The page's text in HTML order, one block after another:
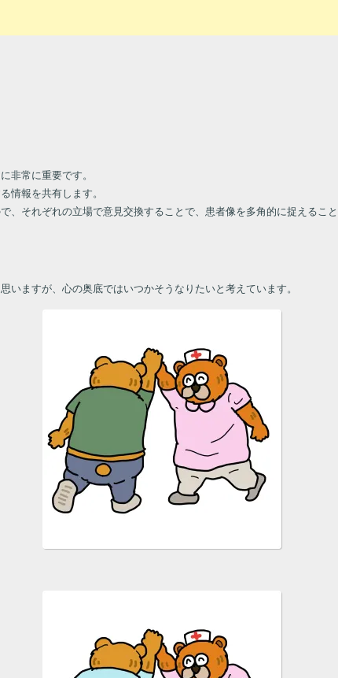
非常に重要です。
情報を共有します。
、それぞれの立場で意見交換することで、患者像を多角的に捉えること
ますが、心の奥底ではいつかそうなりたいと考えています。